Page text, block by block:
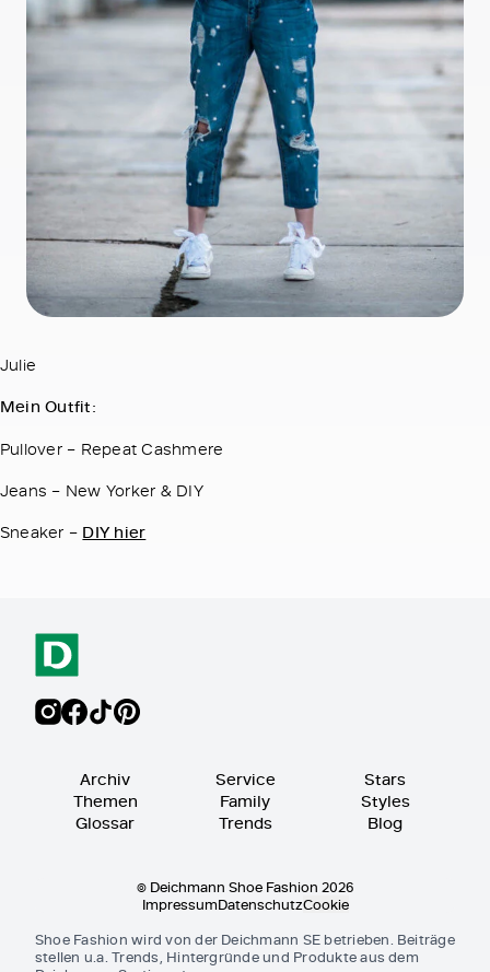
Julie
Mein Outfit:
Pullover – Repeat Cashmere
Jeans – New Yorker & DIY
Sneaker – DIY hier
Archiv
Themen
Glossar
Service
Family
Trends
Stars
Styles
Blog
© Deichmann Shoe Fashion 2026
ImpressumDatenschutzCookie
Shoe Fashion wird von der Deichmann SE betrieben. Beiträge
stellen u.a. Trends, Hintergründe und Produkte aus dem